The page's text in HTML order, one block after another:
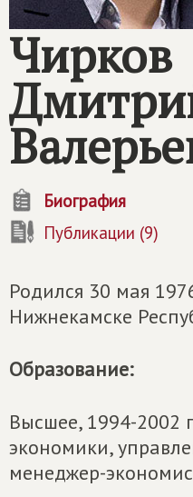
Чирков
Биография
Публикации (9)
Родился 30 мая
Нижнекамске
Образование:
Высшее, 1994-2002
экономики,
менеджер-